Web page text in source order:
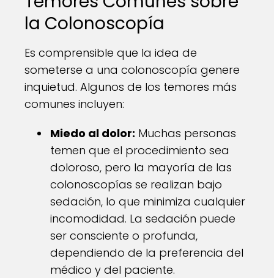
la Colonoscopía
Es comprensible que la idea de
someterse a una colonoscopía genere
inquietud. Algunos de los temores más
comunes incluyen:
Miedo al dolor: Muchas personas
temen que el procedimiento sea
doloroso, pero la mayoría de las
colonoscopías se realizan bajo
sedación, lo que minimiza cualquier
incomodidad. La sedación puede
ser consciente o profunda,
dependiendo de la preferencia del
médico y del paciente.